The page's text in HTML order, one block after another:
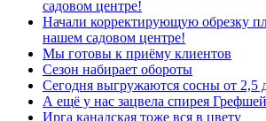
садовом центре!
Начали корректирующую обрезку
нашем садовом центре!
Мы готовы к приёму клиентов
Сезон набирает обороты
Сегодня выгружаются сосны от 2,5
А ещё у нас зацвела спирея
Ирга канадская тоже вся в цвету